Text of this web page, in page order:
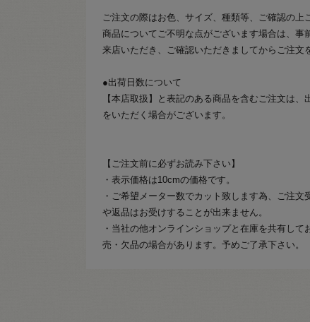
ご注文の際はお色、サイズ、種類等、ご確認の上
商品についてご不明な点がございます場合は、事
来店いただき、ご確認いただきましてからご注文
●出荷日数について
【本店取扱】と表記のある商品を含むご注文は、
をいただく場合がございます。
【ご注文前に必ずお読み下さい】
・表示価格は10cmの価格です。
・ご希望メーター数でカット致します為、ご注文
や返品はお受けすることが出来ません。
・当社の他オンラインショップと在庫を共有して
売・欠品の場合があります。予めご了承下さい。